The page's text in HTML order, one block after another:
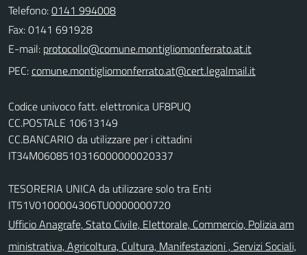
Telefono:0141 994008
Fax: 0141 691928
E-mail:
PEC:
Codice univoco fatt. elettronica UF8PUQ
CC.POSTALE 10613149
CC.BANCARIO da utilizzare per i cittadini
IT34M0608510316000000020337
TESORERIA UNICA da utilizzare solo tra Enti
IT51V0100004306TU0000000720
Ufficio Anagrafe, Stato Civile, Elettorale, Commercio, Polizia am
ministrativa, Agricoltura, Cultura, Manifestazioni , Servizi Sociali,